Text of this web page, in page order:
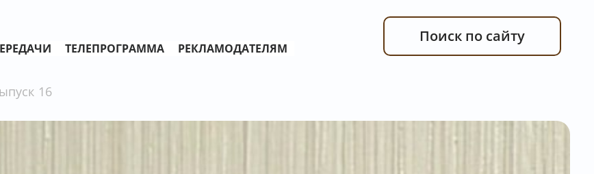
ТЕЛЕПРОГРАММА РЕКЛАМОДАТЕЛЯМ
Поиск по сайту
16